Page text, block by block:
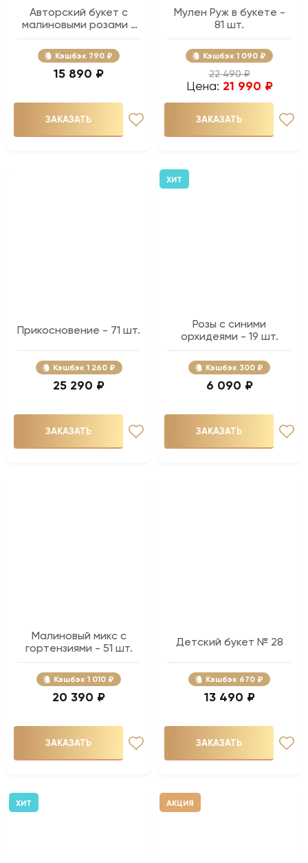
Авторский букет с
малиновыми розами -
29 шт.
Кэшбэк 790 ₽
15 890 ₽
ЗАКАЗАТЬ
Мулен Руж в букете -
81 шт.
Кэшбэк 1 090 ₽
22 490 ₽
Цена: 21 990 ₽
ЗАКАЗАТЬ
Прикосновение - 71 шт.
Кэшбэк 1 260 ₽
25 290 ₽
ЗАКАЗАТЬ
ХИТ
Розы с синими
орхидеями - 19 шт.
Кэшбэк 300 ₽
6 090 ₽
ЗАКАЗАТЬ
Малиновый микс с
гортензиями - 51 шт.
Кэшбэк 1 010 ₽
20 390 ₽
ЗАКАЗАТЬ
Детский букет № 28
Кэшбэк 670 ₽
13 490 ₽
ЗАКАЗАТЬ
ХИТ АКЦИЯ